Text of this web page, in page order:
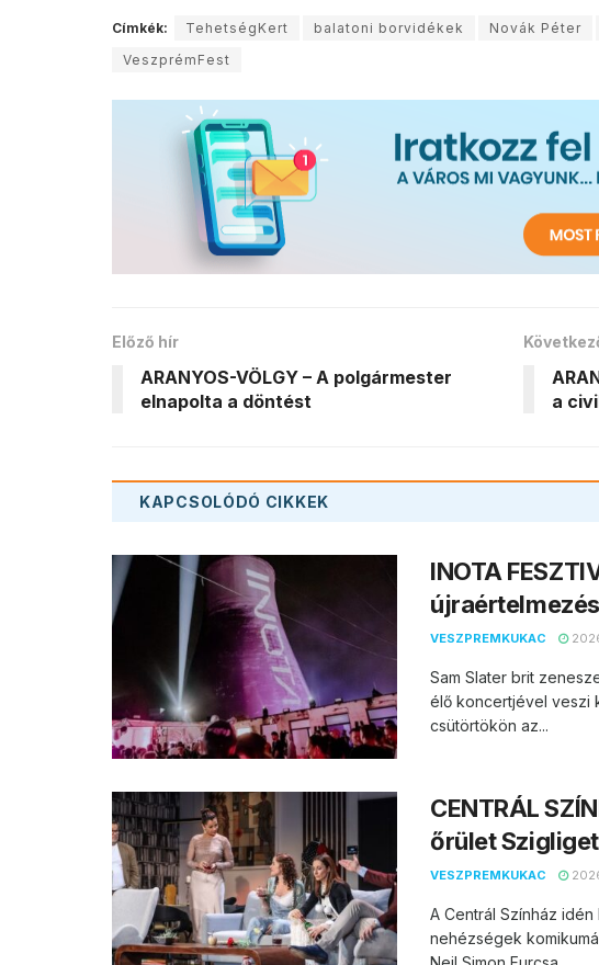
Címkék: TehetségKert balatoni borvidékek Novák Péter
VeszprémFest
Előző hír
ARANYOS-VÖLGY – A polgármester
elnapolta a döntést
a
KAPCSOLÓDÓ CIKKEK
INOTA
VESZPREMKUKAC
Sam Slater brit
élő koncertjével veszi
csütörtökön az...
CENTRÁL
őrület
VESZPREMKUKAC
A Centrál Színház
nehézségek